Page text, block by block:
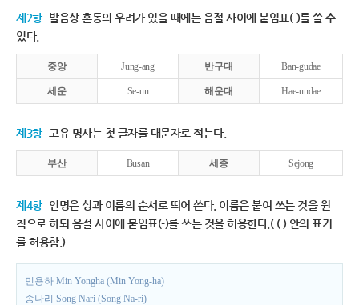
제2항 발음상 혼동의 우려가 있을 때에는 음절 사이에 붙임표(-)를 쓸 수
있다.
중앙 Jung-ang 반구대 Ban-gudae
세운 Se-un 해운대 Hae-undae
제3항 고유 명사는 첫 글자를 대문자로 적는다.
부산 Busan 세종 Sejong
제4항 인명은 성과 이름의 순서로 띄어 쓴다. 이름은 붙여 쓰는 것을 원
칙으로 하되 음절 사이에 붙임표(-)를 쓰는 것을 허용한다.( ( ) 안의 표기
를 허용함.)
민용하 Min Yongha (Min Yong-ha)
송나리 Song Nari (Song Na-ri)